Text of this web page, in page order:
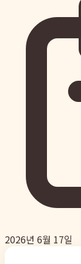
2026년 6월 17일